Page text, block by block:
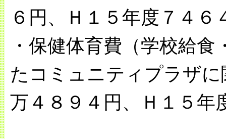
６円、Ｈ１５年度７４６
・保健体育費（学校給
たコミュニティプラザ
万４８９４円、Ｈ１５年